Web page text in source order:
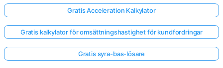
Gratis Acceleration Kalkylator
Gratis kalkylator för omsättningshastighet för kundfordringar
Gratis syra-bas-lösare